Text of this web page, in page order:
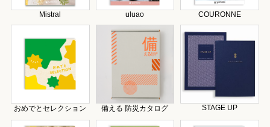
Mistral uluao COURONNE
おめでとセレクション 備える 防災カタログ STAGE UP